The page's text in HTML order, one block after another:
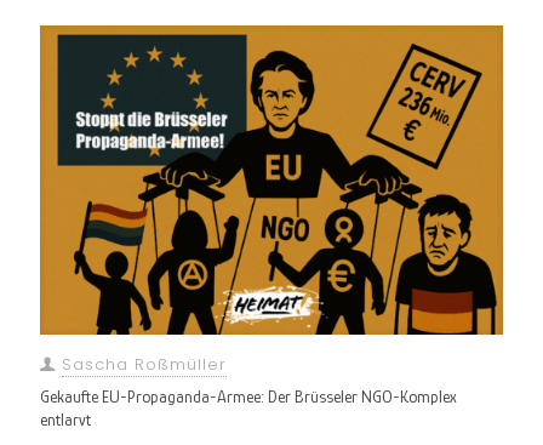
Sascha Roßmüller
Gekaufte EU-Propaganda-Armee: Der Brüsseler NGO-Komplex
entlarvt